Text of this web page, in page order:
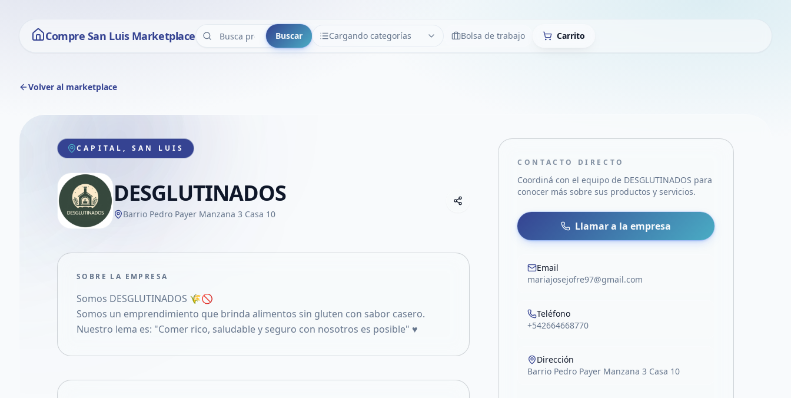
Compre San Luis Marketplace Buscar Cargando categorías
CATEGORÍAS LimpiarBolsa de trabajo Carrito
Volver al marketplace
CAPITAL, SAN LUIS
DESGLUTINADOS
Barrio Pedro Payer Manzana 3 Casa 10
Compartir empresa
Compartir por WhatsApp
Compartir por mail
Compartir en Facebook
SOBRE LA EMPRESA
Somos DESGLUTINADOS 🌾🚫
Somos un emprendimiento que brinda alimentos sin gluten con sabor casero.
Nuestro lema es: "Comer rico, saludable y seguro con nosotros es posible" ♥️
CONTACTO DIRECTO
Coordiná con el equipo de DESGLUTINADOS para
conocer más sobre sus productos y servicios.
Llamar a la empresa
Email
mariajosejofre97@gmail.com
Teléfono
+542664668770
Dirección
Barrio Pedro Payer Manzana 3 Casa 10